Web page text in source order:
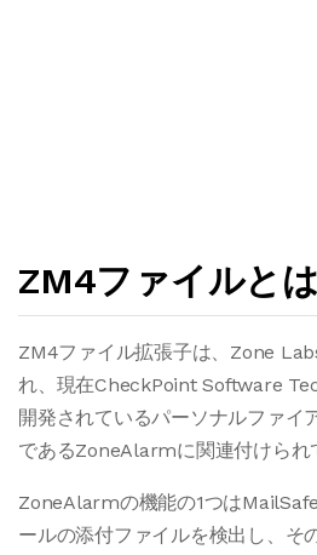
ZM4ファイルと
ZM4ファイル拡張子は、Zone
れ、現在CheckPoint Software
開発されているパーソナルファイ
であるZoneAlarmに関連付けられ
ZoneAlarmの機能の1つは
ールの添付ファイルを検出し、そ